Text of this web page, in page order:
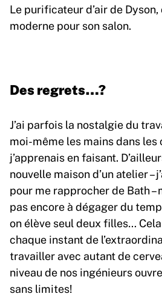
Le purificateur d’air de
moderne pour son salon.
Des regrets…?
J’ai parfois la nostalgie du
moi-même les mains dans les
j’apprenais en faisant.
nouvelle maison d’un atelier –
pour me rapprocher de Bath –
pas encore à dégager du
on élève seul deux filles…
chaque instant de
travailler avec autant de
niveau de nos ingénieurs
sans limites!